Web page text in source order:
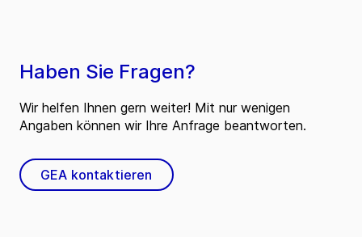
Haben Sie Fragen?
Wir helfen Ihnen gern weiter! Mit nur wenigen
Angaben können wir Ihre Anfrage beantworten.
GEA kontaktieren